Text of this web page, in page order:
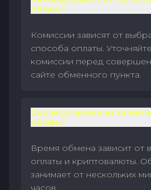
обмен?
Комиссии зависят от
способа оплаты.
комиссии перед
сайте обменного пункта.
Сколько времени
обмен?
Время обмена зависит от
оплаты и криптовалюты.
занимает от нескольких
часов.